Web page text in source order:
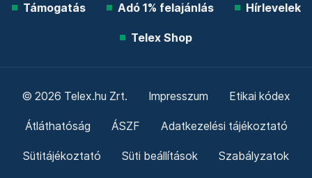
Támogatás Adó 1% felajánlás Hírlevelek
Telex Shop
© 2026 Telex.hu Zrt. Impresszum Etikai kódex
Átláthatóság ÁSZF Adatkezelési tájékoztató
Sütitájékoztató Süti beállítások Szabályzatok